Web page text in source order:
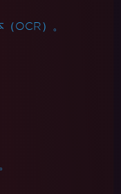
OCR）。